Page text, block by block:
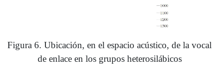
Figura 6. Ubicación, en el espacio acústico, de la vocal
de enlace en los grupos heterosilábicos